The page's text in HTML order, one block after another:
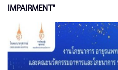
IMPAIRMENT"